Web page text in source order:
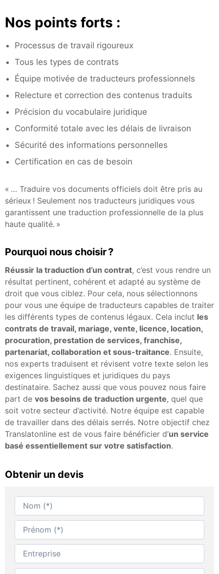
Nos points forts :
Processus de travail rigoureux
Tous les types de contrats
Équipe motivée de traducteurs professionnels
Relecture et correction des contenus traduits
Précision du vocabulaire juridique
Conformité totale avec les délais de livraison
Sécurité des informations personnelles
Certification en cas de besoin
« … Traduire vos documents officiels doit être pris au
sérieux ! Seulement nos traducteurs juridiques vous
garantissent une traduction professionnelle de la plus
haute qualité. »
Pourquoi nous choisir ?
Réussir la traduction d’un contrat, c’est vous rendre un
résultat pertinent, cohérent et adapté au système de
droit que vous ciblez. Pour cela, nous sélectionnons
pour vous une équipe de traducteurs capables de traiter
les différents types de contenus légaux. Cela inclut les
contrats de travail, mariage, vente, licence, location,
procuration, prestation de services, franchise,
partenariat, collaboration et sous-traitance. Ensuite,
nos experts traduisent et révisent votre texte selon les
exigences linguistiques et juridiques du pays
destinataire. Sachez aussi que vous pouvez nous faire
part de vos besoins de traduction urgente, quel que
soit votre secteur d’activité. Notre équipe est capable
de travailler dans des délais serrés. Notre objectif chez
Translatonline est de vous faire bénéficier d’un service
basé essentiellement sur votre satisfaction.
Obtenir un devis